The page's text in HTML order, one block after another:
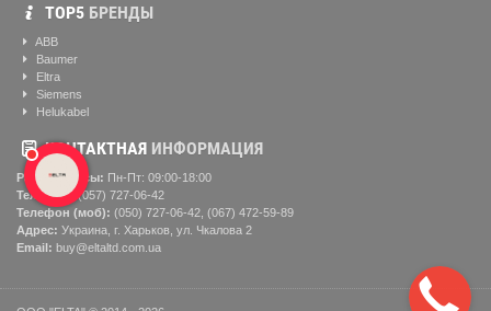
ТОР5 БРЕНДЫ
ABB
Baumer
Eltra
Siemens
Helukabel
КОНТАКТНАЯ ИНФОРМАЦИЯ
Рабочие часы: Пн-Пт: 09:00-18:00
Телефон: (057) ‎727-06-42
Телефон (моб): (050) 727-06-42, (067) 472-59-89
Адрес: Украина, г. Харьков, ул. Чкалова 2
Email: buy@eltaltd.com.ua